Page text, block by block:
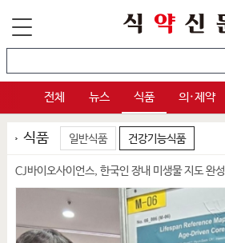
전체 뉴스 식품 의·제약
식품 일반식품 건강기능식품
CJ바이오사이언스, 한국인 장내 미생물 지도 완성